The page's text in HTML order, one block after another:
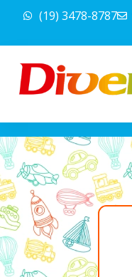
para
o
conteúdo
(19) 3478-8787